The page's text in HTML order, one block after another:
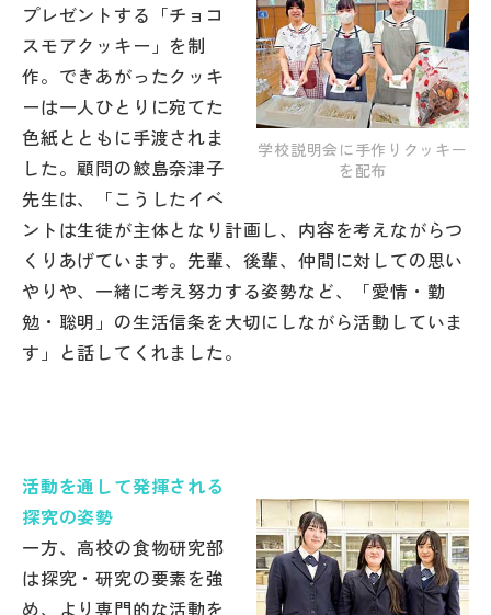
学校説明会に手作りクッキー
を配布
プレゼントする「チョコ
スモアクッキー」を制
作。できあがったクッキ
ーは一人ひとりに宛てた
色紙とともに手渡されま
した。顧問の鮫島奈津子
先生は、「こうしたイベ
ントは生徒が主体となり計画し、内容を考えながらつ
くりあげています。先輩、後輩、仲間に対しての思い
やりや、一緒に考え努力する姿勢など、「愛情・勤
勉・聡明」の生活信条を大切にしながら活動していま
す」と話してくれました。
活動を通して発揮される
探究の姿勢
一方、高校の食物研究部
は探究・研究の要素を強
め、より専門的な活動を